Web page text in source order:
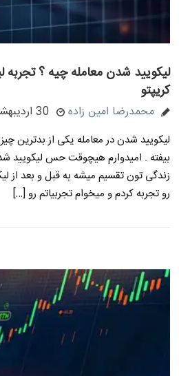
لیکویید شدن معامله چیه ؟ تجربه
کریپتو
محمدرضا امین زاده 30 اردیبهشت 1404
لیکویید شدن در معامله یکی از بدترین
بیفته . امیدوارم هیچوقت حس لیکویید
زندگی تون تقسیم میشه به قبل و بعد از
رو تجربه کردم و میخوام تجربیاتم رو […]